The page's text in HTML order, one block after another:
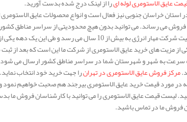
خراسان جنوبی نیز فعال است و انواع محصولات عایق الاستومری
فروش می رساند. می توانید بدون هیچ محدودیتی از سراسر مناطق
سابقه فعالیت شرکت مهار انرژی به بیش از 10
از مزیت های خرید عایق الاستومری از شرکت ما این است که بعد از
سرعت به شهر و شهرستان شما در سراسر مناطق کشور ارسال می شود.
مرکز فروش عایق الاستومری در تهرانرا جهت خرید خود انتخاب نماید.
در مورد قیمت خرید عایق الاستومری بیرجند هم صحبت خواهیم نمود
لیست قیمت عایق الاستومری را می توانید با کارشناسان فروش ما
فروش ما در تماس باشید.